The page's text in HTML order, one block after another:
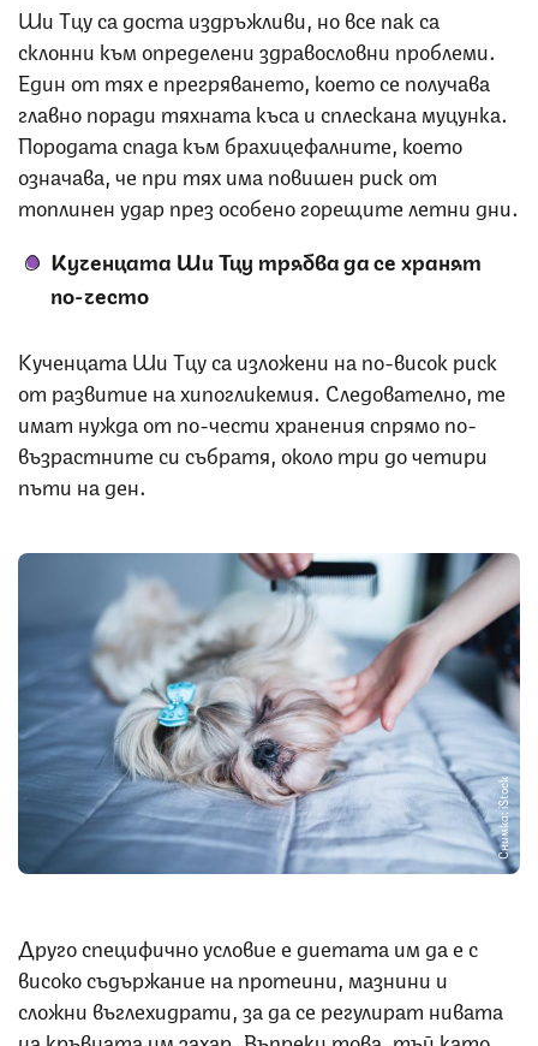
Ши Тцу са доста издръжливи, но все пак са
склонни към определени здравословни проблеми.
Един от тях е прегряването, което се получава
главно поради тяхната къса и сплескана муцунка.
Породата спада към брахицефалните, което
означава, че при тях има повишен риск от
топлинен удар през особено горещите летни дни.
Кученцата Ши Тцу трябва да се хранят
по-често
Кученцата Ши Тцу са изложени на по-висок риск
от развитие на хипогликемия. Следователно, те
имат нужда от по-чести хранения спрямо по-
възрастните си събратя, около три до четири
пъти на ден.
Снимка: iStock
Друго специфично условие е диетата им да е с
високо съдържание на протеини, мазнини и
сложни въглехидрати, за да се регулират нивата